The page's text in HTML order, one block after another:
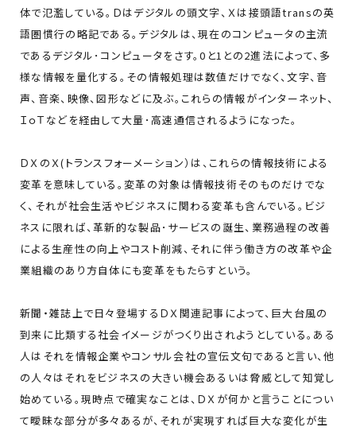
体で氾濫している。Ｄはデジタルの頭文字、Ｘは接頭語transの英
語圏慣行の略記である。デジタルは、現在のコンピュータの主流
であるデジタル･コンピュータをさす。0と1との2進法によって、多
様な情報を量化する。その情報処理は数値だけでなく、文字、音
声、音楽、映像、図形などに及ぶ。これらの情報がインターネット、
ＩｏＴなどを経由して大量･高速通信されるようになった。
ＤＸのＸ(トランスフォーメーション）は、これらの情報技術による
変革を意味している。変革の対象は情報技術そのものだけでな
く、それが社会生活やビジネスに関わる変革も含んでいる。ビジ
ネスに限れば、革新的な製品･サービスの誕生、業務過程の改善
による生産性の向上やコスト削減、それに伴う働き方の改革や企
業組織のあり方自体にも変革をもたらすという。
新聞・雑誌上で日々登場するＤＸ関連記事によって、巨大台風の
到来に比類する社会イメージがつくり出されようとしている。ある
人はそれを情報企業やコンサル会社の宣伝文句であると言い、他
の人々はそれをビジネスの大きい機会あるいは脅威として知覚し
始めている。現時点で確実なことは、ＤＸが何かと言うことについ
て曖昧な部分が多々あるが、それが実現すれば巨大な変化が生